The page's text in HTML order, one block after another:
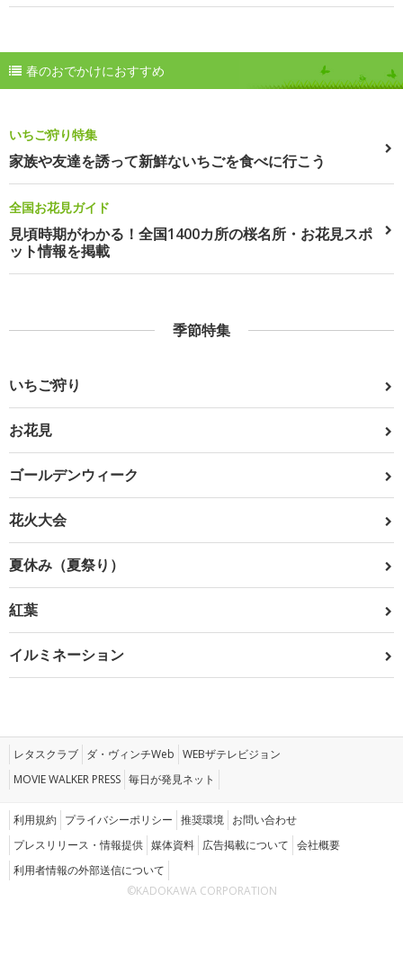
春のおでかけにおすすめ
いちご狩り特集
家族や友達を誘って新鮮ないちごを食べに行こう
全国お花見ガイド
見頃時期がわかる！全国1400カ所の桜名所・お花見スポ
ット情報を掲載
季節特集
いちご狩り
お花見
ゴールデンウィーク
花火大会
夏休み（夏祭り）
紅葉
イルミネーション
レタスクラブ ダ・ヴィンチWeb WEBザテレビジョン
MOVIE WALKER PRESS 毎日が発見ネット
利用規約 プライバシーポリシー 推奨環境 お問い合わせ
プレスリリース・情報提供 媒体資料 広告掲載について 会社概要
利用者情報の外部送信について
©KADOKAWA CORPORATION